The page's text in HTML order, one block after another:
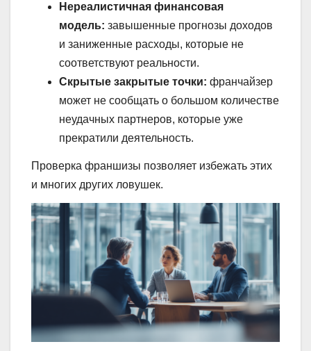
Нереалистичная финансовая
модель: завышенные прогнозы доходов
и заниженные расходы, которые не
соответствуют реальности.
Скрытые закрытые точки: франчайзер
может не сообщать о большом количестве
неудачных партнеров, которые уже
прекратили деятельность.
Проверка франшизы позволяет избежать этих
и многих других ловушек.